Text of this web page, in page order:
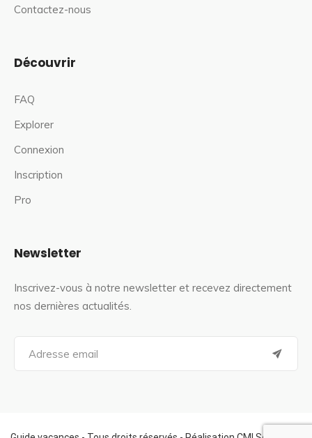
Contactez-nous
Découvrir
FAQ
Explorer
Connexion
Inscription
Pro
Newsletter
Inscrivez-vous à notre newsletter et recevez directement
nos dernières actualités.
a
f